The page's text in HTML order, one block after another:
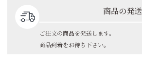
商品の発送
ご注文の商品を発送します。
商品到着をお待ち下さい。